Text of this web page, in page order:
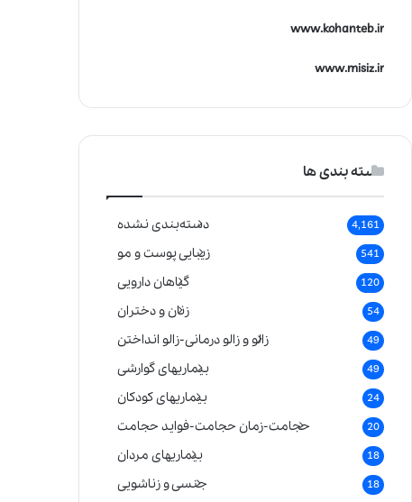
www.kohanteb.ir
www.misiz.ir
دسته بندی ها
دسته‌بندی نشده 4,161
زیبایی پوست و مو 541
گیاهان دارویی 120
زنان و دختران 54
زالو و زالو درمانی-زالو انداختن 49
بیماریهای گوارشی 49
بیماریهای کودکان 24
حجامت-زمان حجامت-فواید حجامت 20
بیماریهای مردان 18
جنسی و زناشویی 18